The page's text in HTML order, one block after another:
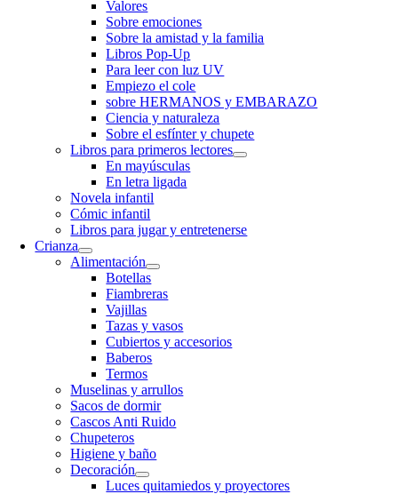
Valores
Sobre emociones
Sobre la amistad y la familia
Libros Pop-Up
Para leer con luz UV
Empiezo el cole
sobre HERMANOS y EMBARAZO
Ciencia y naturaleza
Sobre el esfínter y chupete
Libros para primeros lectores
En mayúsculas
En letra ligada
Novela infantil
Cómic infantil
Libros para jugar y entretenerse
Crianza
Alimentación
Botellas
Fiambreras
Vajillas
Tazas y vasos
Cubiertos y accesorios
Baberos
Termos
Muselinas y arrullos
Sacos de dormir
Cascos Anti Ruido
Chupeteros
Higiene y baño
Decoración
Luces quitamiedos y proyectores